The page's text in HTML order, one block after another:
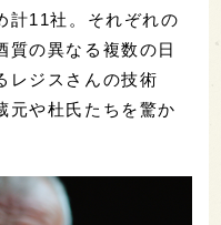
計11社。それぞれの
質の異なる複数の日
レジスさんの技術
元や杜氏たちを驚か